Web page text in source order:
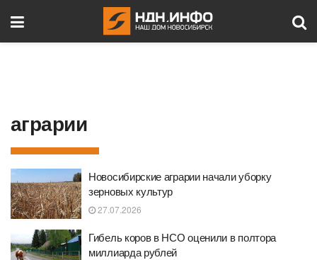
аграрии
Новосибирские аграрии начали уборку
зерновых культур
27.07.2026
Гибель коров в НСО оценили в полтора
миллиарда рублей